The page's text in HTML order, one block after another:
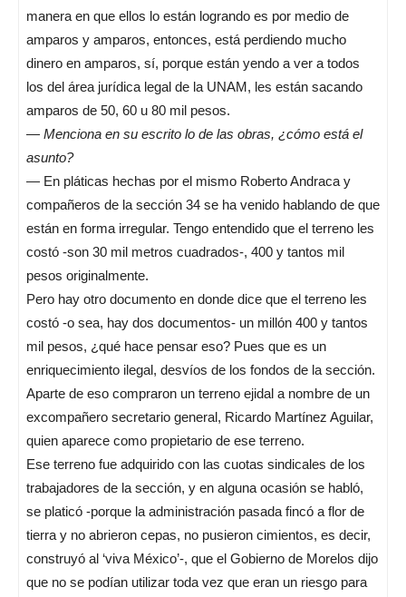
manera en que ellos lo están logrando es por medio de
amparos y amparos, entonces, está perdiendo mucho
dinero en amparos, sí, porque están yendo a ver a todos
los del área jurídica legal de la UNAM, les están sacando
amparos de 50, 60 u 80 mil pesos.
— Menciona en su escrito lo de las obras, ¿cómo está el
asunto?
— En pláticas hechas por el mismo Roberto Andraca y
compañeros de la sección 34 se ha venido hablando de que
están en forma irregular. Tengo entendido que el terreno les
costó -son 30 mil metros cuadrados-, 400 y tantos mil
pesos originalmente.
Pero hay otro documento en donde dice que el terreno les
costó -o sea, hay dos documentos- un millón 400 y tantos
mil pesos, ¿qué hace pensar eso? Pues que es un
enriquecimiento ilegal, desvíos de los fondos de la sección.
Aparte de eso compraron un terreno ejidal a nombre de un
excompañero secretario general, Ricardo Martínez Aguilar,
quien aparece como propietario de ese terreno.
Ese terreno fue adquirido con las cuotas sindicales de los
trabajadores de la sección, y en alguna ocasión se habló,
se platicó -porque la administración pasada fincó a flor de
tierra y no abrieron cepas, no pusieron cimientos, es decir,
construyó al ‘viva México’-, que el Gobierno de Morelos dijo
que no se podían utilizar toda vez que eran un riesgo para